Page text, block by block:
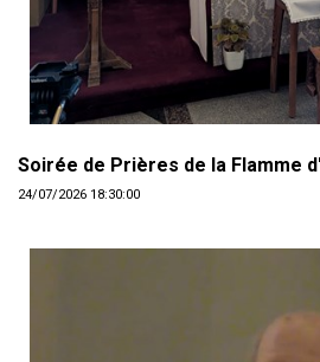
Soirée de Prières de la Flamme
24/07/2026 18:30:00